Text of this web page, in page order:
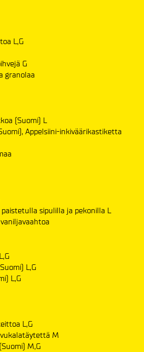
L,G
G
granolaa
(Suomi) L
Appelsiini-inkiväärikastiketta
sipulilla ja pekonilla L
L,G
L,G
L,G
M
M,G